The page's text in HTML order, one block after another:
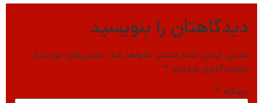
دیدگاهتان را بنویسید
نشانی ایمیل شما منتشر نخواهد شد. بخش‌های موردنیاز
علامت‌گذاری شده‌اند *
دیدگاه *